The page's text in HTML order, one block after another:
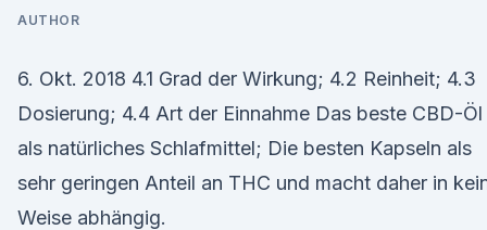
AUTHOR
6. Okt. 2018 4.1 Grad der Wirkung; 4.2 Reinheit; 4.3
Dosierung; 4.4 Art der Einnahme Das beste CBD-Öl
als natürliches Schlafmittel; Die besten Kapseln als
sehr geringen Anteil an THC und macht daher in
Weise abhängig.